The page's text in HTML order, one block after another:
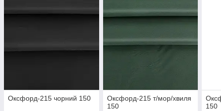
Оксфорд-215 чорний 150
Оксфорд-215 т/мор/хвиля
150
150